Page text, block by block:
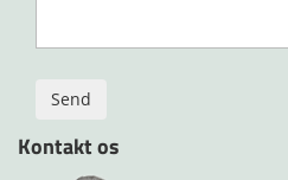
Kontakt os